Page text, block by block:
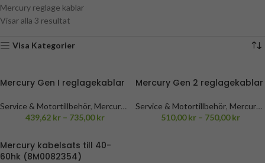
Mercury reglage kablar
Visar alla 3 resultat
Visa Kategorier
Mercury Gen I reglagekablar
Service & Motortillbehör, Mercury,
Mercury reglage kablar
439,62 kr – 735,00kr
Mercury Gen 2 reglagekablar
Service & Motortillbehör, Mercury,
Mercury reglage kablar
510,00kr – 750,00kr
Mercury kabelsats till 40-
60hk (8M0082354)